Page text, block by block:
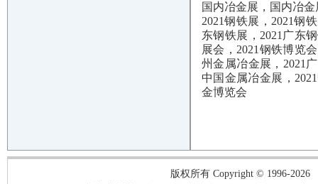
国内冶金展，国内冶
2021钢铁展，2021钢
东钢铁展，2021广东
展会，2021钢铁博览
州金属冶金展，2021
中国金属冶金展，
金博览会
版权所有 Copyright © 1996-2026